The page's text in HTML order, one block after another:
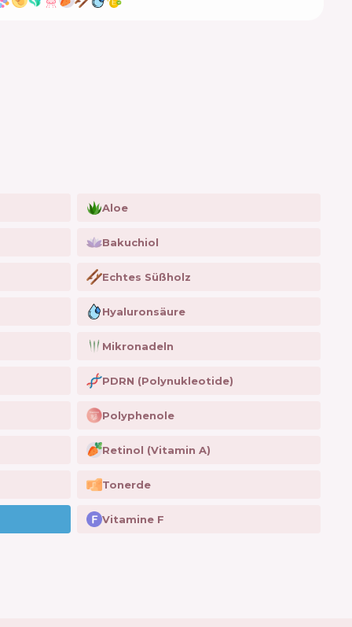
Aloe
Bakuchiol
Echtes Süßholz
Hyaluronsäure
Mikronadeln
PDRN (Polynukleotide)
Polyphenole
Retinol (Vitamin A)
Tonerde
Vitamine F